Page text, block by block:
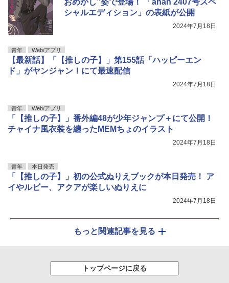
おめかし”姿で登場！ 「anan 2407号スペ
シャルエディション」の表紙が公開
2024年7月18日
青年 Web/アプリ
【最新話】「【推しの子】」第155話「ハッピーエン
ド」がヤンジャン！にて最速配信
2024年7月18日
青年 Web/アプリ
「【推しの子】」番外編48が少年ジャンプ＋にて公開！
チャイナ風衣装を纏ったMEMちょのイラスト
2024年7月18日
青年 本日発売
「【推しの子】」初の公式ぬりえブックが本日発売！ ア
イやルビー、アクアが楽しいぬりえに
2024年7月18日
もっと関連記事を見る
トップページに戻る